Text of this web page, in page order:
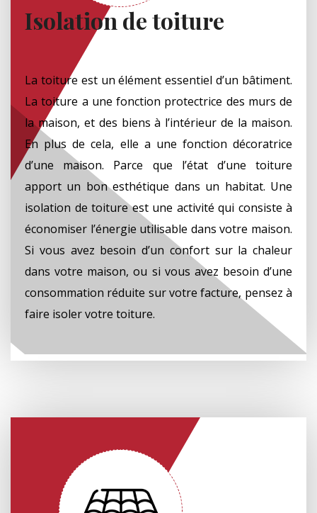
Isolation de toiture
La toiture est un élément essentiel d’un bâtiment.
La toiture a une fonction protectrice des murs de
la maison, et des biens à l’intérieur de la maison.
En plus de cela, elle a une fonction décoratrice
d’une maison. Parce que l’état d’une toiture
apport un bon esthétique dans un habitat. Une
isolation de toiture est une activité qui consiste à
économiser l’énergie utilisable dans votre maison.
Si vous avez besoin d’un confort sur la chaleur
dans votre maison, ou si vous avez besoin d’une
consommation réduite sur votre facture, pensez à
faire isoler votre toiture.